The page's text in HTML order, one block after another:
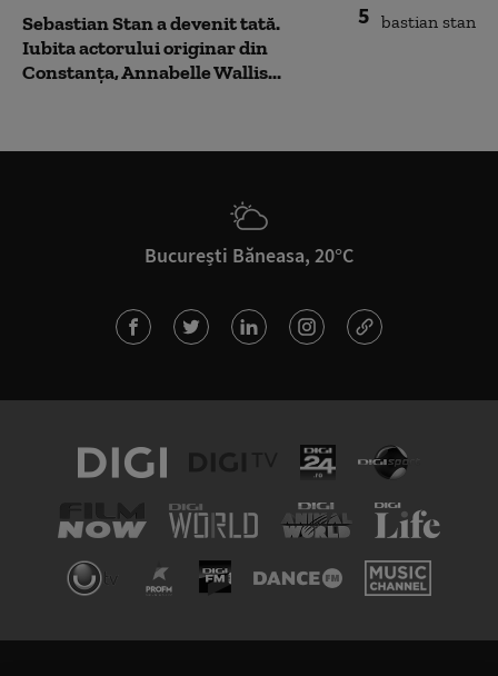
5
Sebastian Stan a devenit tată.
Iubita actorului originar din
Constanța, Annabelle Wallis...
București Băneasa, 20°C